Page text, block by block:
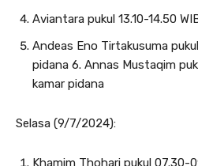
Aviantara pukul 13.10-14.50
Andeas Eno Tirtakusuma
pidana 6. Annas Mustaqim
kamar pidana
Selasa (9/7/2024):
Khamim Thohari pukul 07.30-